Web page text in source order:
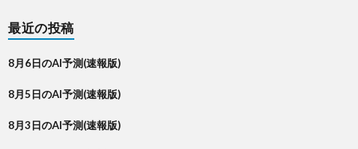
最近の投稿
8月6日のAI予測(速報版)
8月5日のAI予測(速報版)
8月3日のAI予測(速報版)